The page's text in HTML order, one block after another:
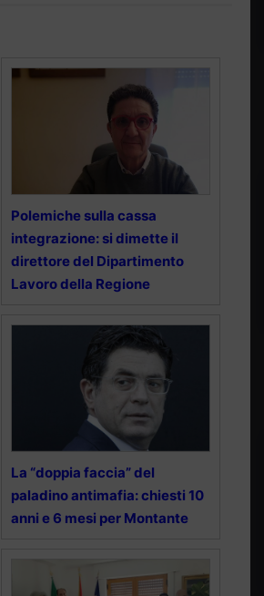
Polemiche sulla cassa
integrazione: si dimette il
direttore del Dipartimento
Lavoro della Regione
La “doppia faccia” del
paladino antimafia: chiesti 10
anni e 6 mesi per Montante